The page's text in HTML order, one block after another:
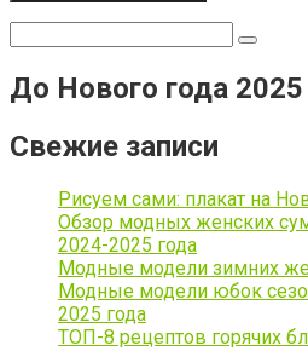
До Нового года
Свежие записи
Рисуем сами: плакат на
Обзор модных женских
2024-2025 года
Модные модели зимних
Модные модели юбок
2025 года
ТОП-8 рецептов горячих